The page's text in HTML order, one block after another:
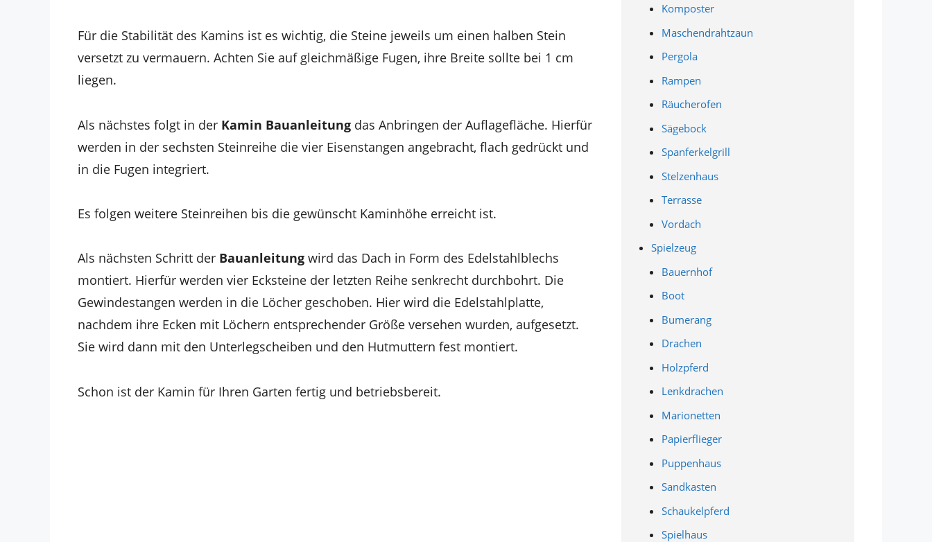
Für die Stabilität des Kamins ist es wichtig, die Steine jeweils um einen halben Stein
versetzt zu vermauern. Achten Sie auf gleichmäßige Fugen, ihre Breite sollte bei 1 cm
liegen.
Als nächstes folgt in der Kamin Bauanleitung das Anbringen der Auflagefläche. Hierfür
werden in der sechsten Steinreihe die vier Eisenstangen angebracht, flach gedrückt und
in die Fugen integriert.
Es folgen weitere Steinreihen bis die gewünscht Kaminhöhe erreicht ist.
Als nächsten Schritt der Bauanleitung wird das Dach in Form des Edelstahlblechs
montiert. Hierfür werden vier Ecksteine der letzten Reihe senkrecht durchbohrt. Die
Gewindestangen werden in die Löcher geschoben. Hier wird die Edelstahlplatte,
nachdem ihre Ecken mit Löchern entsprechender Größe versehen wurden, aufgesetzt.
Sie wird dann mit den Unterlegscheiben und den Hutmuttern fest montiert.
Schon ist der Kamin für Ihren Garten fertig und betriebsbereit.
Komposter
Maschendrahtzaun
Pergola
Rampen
Räucherofen
Sägebock
Spanferkelgrill
Stelzenhaus
Terrasse
Vordach
Spielzeug
Bauernhof
Boot
Bumerang
Drachen
Holzpferd
Lenkdrachen
Marionetten
Papierflieger
Puppenhaus
Sandkasten
Schaukelpferd
Spielhaus